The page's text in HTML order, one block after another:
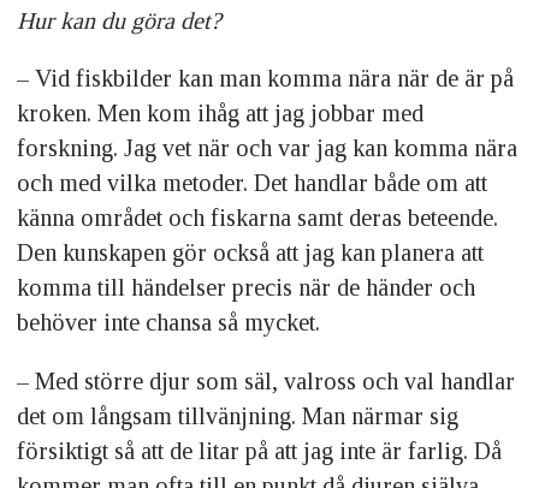
Hur kan du göra det?
– Vid fiskbilder kan man komma nära när de är på
kroken. Men kom ihåg att jag jobbar med
forskning. Jag vet när och var jag kan komma nära
och med vilka metoder. Det handlar både om att
känna området och fiskarna samt deras beteende.
Den kunskapen gör också att jag kan planera att
komma till händelser precis när de händer och
behöver inte chansa så mycket.
– Med större djur som säl, valross och val handlar
det om långsam tillvänjning. Man närmar sig
försiktigt så att de litar på att jag inte är farlig. Då